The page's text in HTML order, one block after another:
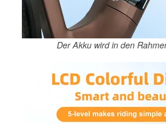
Der Akku wird in den